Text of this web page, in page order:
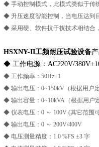
◆ 手动控制模式，此模式类似于传
◆ 升压速度智能控制，当电压达到
◆ 采用硬、软件抗干扰技术相结合
HSXNY-II工频耐压试验设备
◆ 工作电源：AC220V/
◆ 工作频率：50Hz±1
◆ 输出电压：0~150kV（根据
◆ 输出容量：0~10kVA（根据
◆ 仪表电压：0 ～ 100V (其它
◆ 输出电压：0 ～ 200V/400V
◆ 电压测量精度：1.0 %FS ±3